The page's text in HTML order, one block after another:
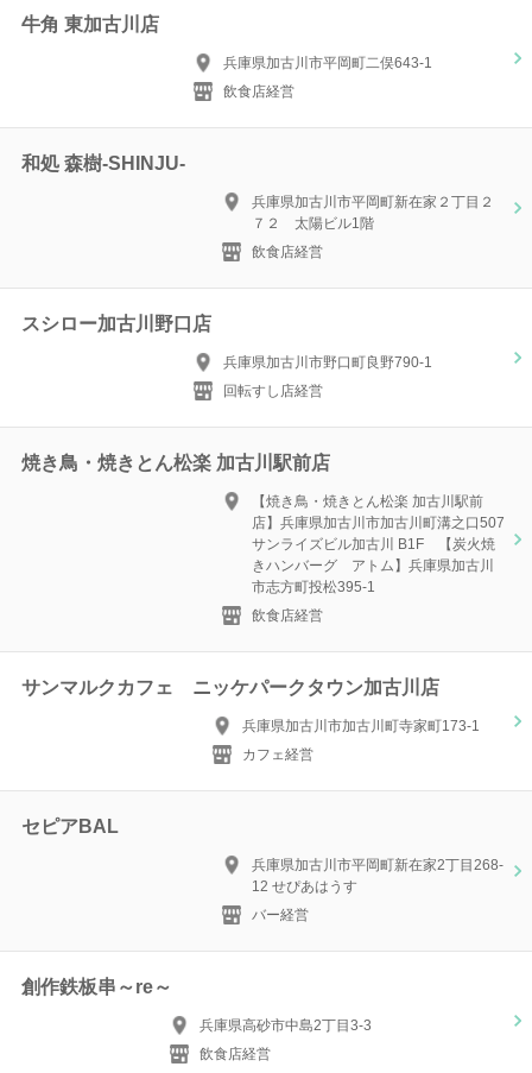
牛角 東加古川店
兵庫県加古川市平岡町二俣643-1
飲食店経営
和処 森樹-SHINJU-
兵庫県加古川市平岡町新在家２丁目２
７２ 太陽ビル1階
飲食店経営
スシロー加古川野口店
兵庫県加古川市野口町良野790-1
回転すし店経営
焼き鳥・焼きとん松楽 加古川駅前店
【焼き鳥・焼きとん松楽 加古川駅前
店】兵庫県加古川市加古川町溝之口507
サンライズビル加古川 B1F 【炭火焼
きハンバーグ アトム】兵庫県加古川
市志方町投松395-1
飲食店経営
サンマルクカフェ ニッケパークタウン加古川店
兵庫県加古川市加古川町寺家町173-1
カフェ経営
セピアBAL
兵庫県加古川市平岡町新在家2丁目268-
12 せぴあはうす
バー経営
創作鉄板串～re～
兵庫県高砂市中島2丁目3-3
飲食店経営